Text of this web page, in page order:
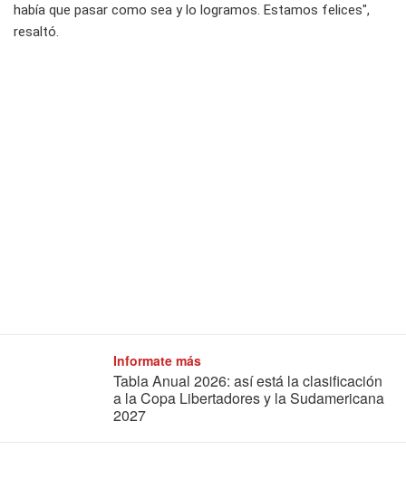
había que pasar como sea y lo logramos. Estamos felices",
resaltó.
Informate más
Tabla Anual 2026: así está la clasificación
a la Copa Libertadores y la Sudamericana
2027